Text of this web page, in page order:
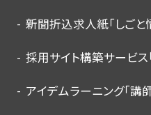
新聞折込求人紙「しごと
採用サイト構築サービス
アイデムラーニング「講